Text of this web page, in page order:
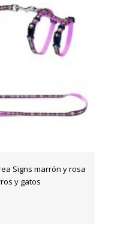
Signs marrón y rosa
y gatos